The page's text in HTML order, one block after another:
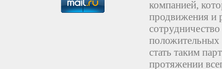
компанией,
продвижения и
положительных
стать таким
протяжении